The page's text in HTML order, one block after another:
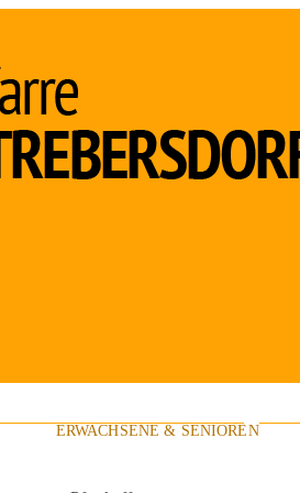
ERWACHSENE & SENIOREN